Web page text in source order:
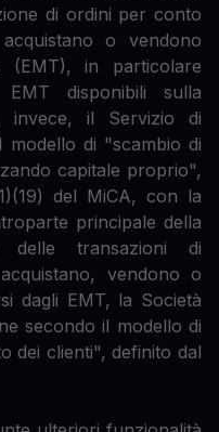
di ordini per conto
o vendono
(EMT), in particolare
disponibili sulla
invece, il Servizio di
di "scambio di
capitale proprio",
del MiCA, con la
principale della
transazioni di
vendono o
dagli EMT, la Società
secondo il modello di
dei clienti", definito dal